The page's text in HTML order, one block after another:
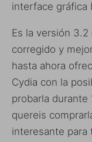
interface gráfica
Es la versión
corregido y
hasta ahora
Cydia con la
probarla durante
quereis
interesante para